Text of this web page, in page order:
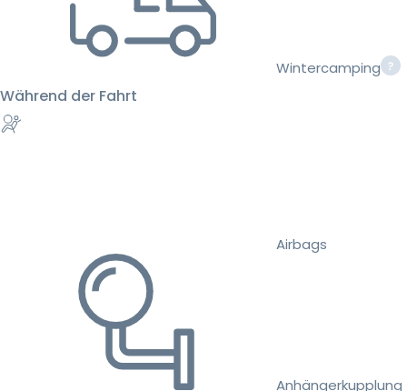
Wintercamping
Während der Fahrt
Airbags
Anhängerkupplung